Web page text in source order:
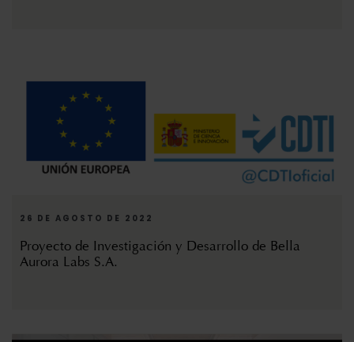
26 DE AGOSTO DE 2022
Proyecto de Investigación y Desarrollo de Bella
Aurora Labs S.A.